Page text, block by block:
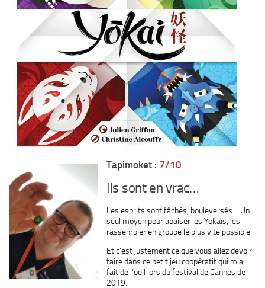
Tapimoket : 7/10
Ils sont en vrac…
Les esprits sont fâchés, bouleversés… Un
seul moyen pour apaiser les Yokaïs, les
rassembler en groupe le plus vite possible.
Et c’est justement ce que vous allez devoir
faire dans ce petit jeu coopératif qui m’a
fait de l’oeil lors du festival de Cannes de
2019.